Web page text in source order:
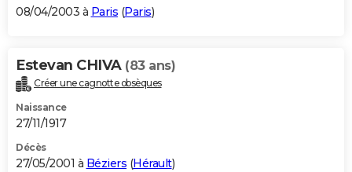
08/04/2003 à Paris (Paris)
Estevan CHIVA (83 ans)
Créer une cagnotte obsèques
Naissance
27/11/1917
Décès
27/05/2001 à Béziers (Hérault)